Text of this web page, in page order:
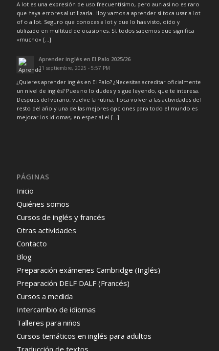
A lot es una expresión de uso frecuentísimo, pero aun así no es raro
que haya errores al utilizarla. Hoy vamos a aprender si toca usar a lot
of o a lot. Seguro que conoces a lot y que lo has visto, oído y
utilizado en multitud de ocasiones. Sí, todos sabemos que significa
«mucho» […]
Aprender inglés en El Palo 2025/26
11 septiembre, 2025 - 5:57 PM
¿Quieres aprender inglés en El Palo? ¿Necesitas acreditar oficialmente
un nivel de inglés? Pues no lo dudes y sigue leyendo, que te interesa.
Después del verano, vuelve la rutina. Toca volver a las actividades del
resto del año y una de las mejores opciones para todo el mundo es
mejorar los idiomas, en especial el […]
PÁGINAS
Inicio
Quiénes somos
Cursos de inglés y francés
Otras actividades
Contacto
Blog
Preparación exámenes Cambridge (Inglés)
Preparación DELF DALF (Francés)
Cursos a medida
Intercambio de idiomas
Talleres para niños
Cursos temáticos en inglés para adultos
Traducción de textos